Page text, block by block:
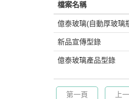
檔案名稱
億泰玻璃(自動厚玻璃
新品宣傳型錄
億泰玻璃產品型錄
第一頁 上